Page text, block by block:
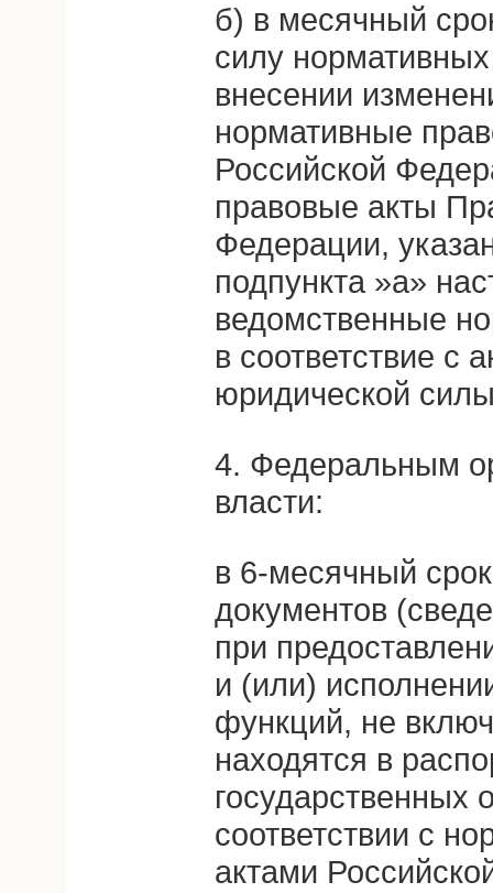
б) в месячный
силу
внесении
нормативные
Российской
правовые акты
Федерации,
подпункта »а»
ведомственные
в соответствие с
юридической
4. Федеральным
власти:
в 6-месячный
документов
при
и (или)
функций, не
находятся в
государственных
соответствии с
актами